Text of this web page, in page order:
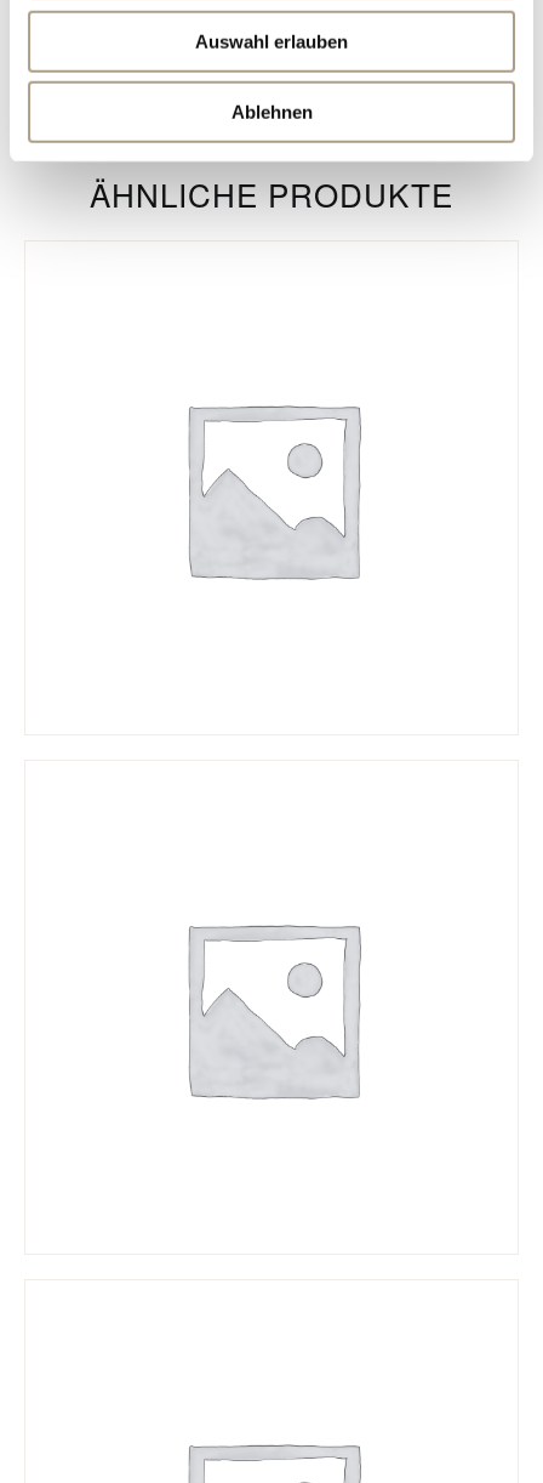
Auswahl erlauben
Ablehnen
Genießen sie diesen hochwertigen täglichen
Luxus in vollem Ausmaß – stilvoller Ausdruck
Ihrer Individualität garantiert!
ÄHNLICHE PRODUKTE